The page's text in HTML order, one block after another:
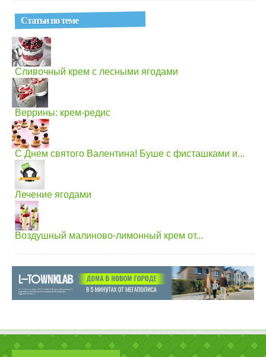
Статьи по теме
Сливочный крем с лесными ягодами
Веррины: крем-редис
С Днем святого Валентина! Буше с фисташками и...
Лечение ягодами
Воздушный малиново-лимонный крем от...